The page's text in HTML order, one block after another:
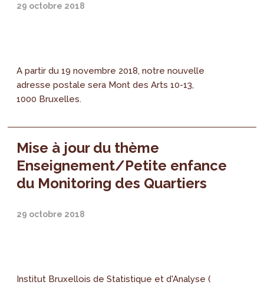
29 octobre 2018
A partir du 19 novembre 2018, notre nouvelle
adresse postale sera Mont des Arts 10-13,
1000 Bruxelles.
Mise à jour du thème
Enseignement/Petite enfance
du Monitoring des Quartiers
29 octobre 2018
Institut Bruxellois de Statistique et d'Analyse (